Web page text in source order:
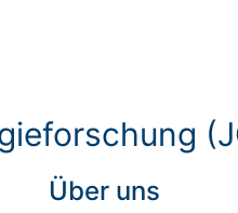
Über uns